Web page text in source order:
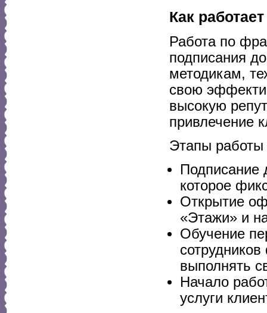
Как
Работа по
подписания
методикам,
свою
высокую
привлечение
Этапы
Подписание
которое
Открытие
«Этажи» и
Обучение
выполнять
Начало
услуги